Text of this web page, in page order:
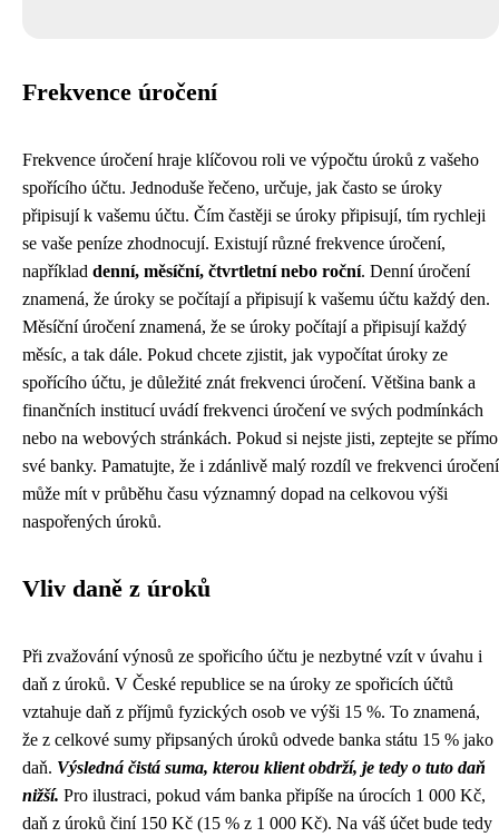
Frekvence úročení
Frekvence úročení hraje klíčovou roli ve výpočtu úroků z vašeho
spořícího účtu. Jednoduše řečeno, určuje, jak často se úroky
připisují k vašemu účtu. Čím častěji se úroky připisují, tím rychleji
se vaše peníze zhodnocují. Existují různé frekvence úročení,
například denní, měsíční, čtvrtletní nebo roční. Denní úročení
znamená, že úroky se počítají a připisují k vašemu účtu každý den.
Měsíční úročení znamená, že se úroky počítají a připisují každý
měsíc, a tak dále. Pokud chcete zjistit, jak vypočítat úroky ze
spořícího účtu, je důležité znát frekvenci úročení. Většina bank a
finančních institucí uvádí frekvenci úročení ve svých podmínkách
nebo na webových stránkách. Pokud si nejste jisti, zeptejte se přímo
své banky. Pamatujte, že i zdánlivě malý rozdíl ve frekvenci úročení
může mít v průběhu času významný dopad na celkovou výši
naspořených úroků.
Vliv daně z úroků
Při zvažování výnosů ze spořicího účtu je nezbytné vzít v úvahu i
daň z úroků. V České republice se na úroky ze spořicích účtů
vztahuje daň z příjmů fyzických osob ve výši 15 %. To znamená,
že z celkové sumy připsaných úroků odvede banka státu 15 % jako
daň. Výsledná čistá suma, kterou klient obdrží, je tedy o tuto daň
nižší. Pro ilustraci, pokud vám banka připíše na úrocích 1 000 Kč,
daň z úroků činí 150 Kč (15 % z 1 000 Kč). Na váš účet bude tedy